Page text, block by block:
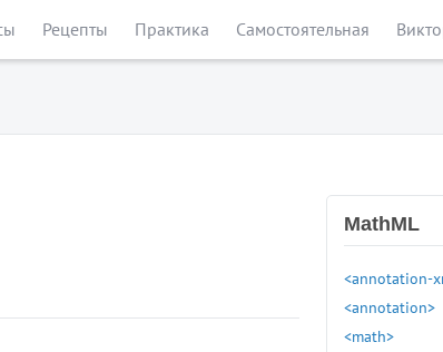
Рецепты Практика Самостоятельная
MathML
<annotation-
<annotation>
<math>